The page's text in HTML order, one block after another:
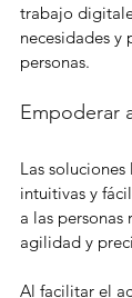
trabajo
necesidades y
personas.
Empoderar
Las
intuitivas y
a las personas
agilidad y
Al facilitar el